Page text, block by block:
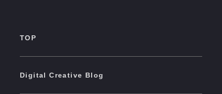
TOP
Digital Creative Blog